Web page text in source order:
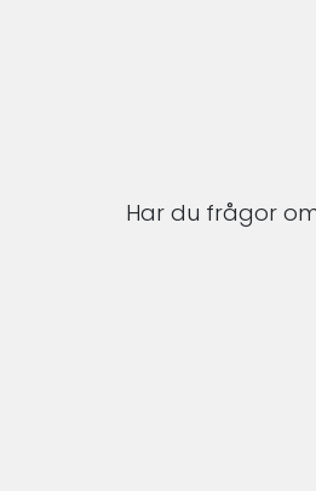
Har du frågor